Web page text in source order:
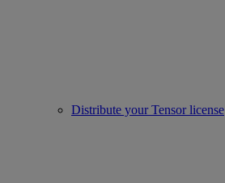
Distribute your Tensor license